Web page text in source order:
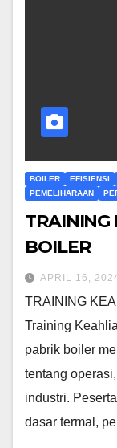
BOILER EFISIENSI
PEMELIHARAAN
TRAINING
BOILER
APRIL 16,
TRAINING
Training
pabrik boiler
tentang
industri.
dasar termal,